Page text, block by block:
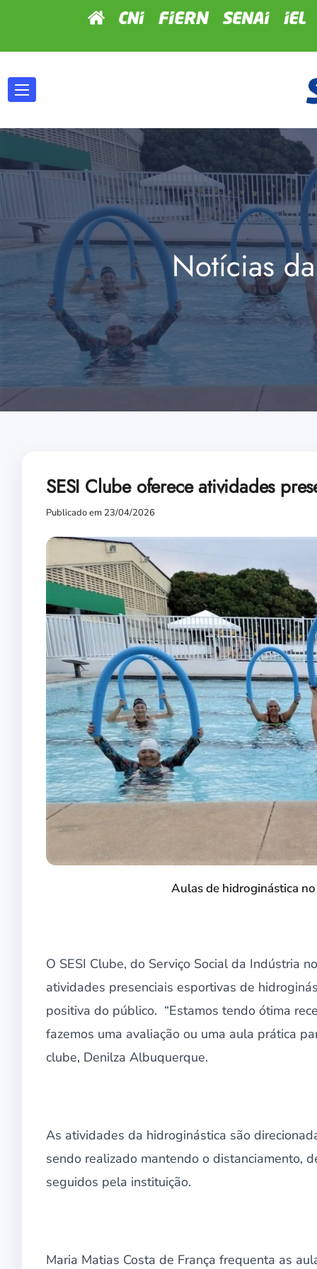
Notícias
SESI Clube oferece atividades
Publicado em 23/04/2026
Aulas de hidroginástica
O SESI Clube, do Serviço Social da Indústria
atividades presenciais esportivas de
positiva do público. “Estamos tendo ótima
fazemos uma avaliação ou uma aula prática
clube, Denilza Albuquerque.
As atividades da hidroginástica são
sendo realizado mantendo o distanciamento,
seguidos pela instituição.
Maria Matias Costa de França frequenta as